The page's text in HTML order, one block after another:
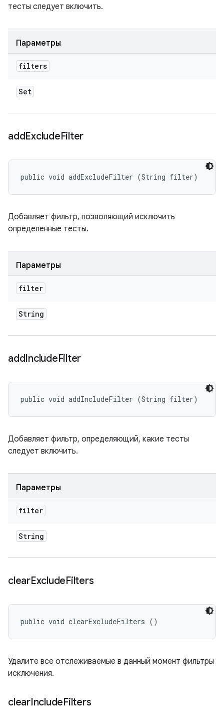
тесты следует включить.
Параметры
filters
Set
addExcludeFilter
public void addExcludeFilter (String filter)
Добавляет фильтр, позволяющий исключить
определенные тесты.
Параметры
filter
String
addIncludeFilter
public void addIncludeFilter (String filter)
Добавляет фильтр, определяющий, какие тесты
следует включить.
Параметры
filter
String
clearExcludeFilters
public void clearExcludeFilters ()
Удалите все отслеживаемые в данный момент фильтры
исключения.
clearIncludeFilters